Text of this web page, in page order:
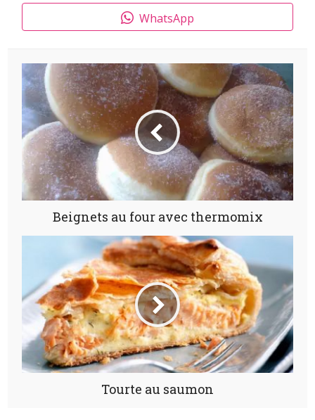
WhatsApp
Beignets au four avec thermomix
Tourte au saumon